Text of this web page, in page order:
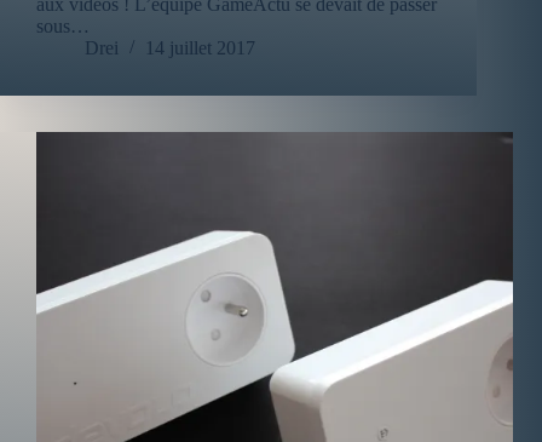
aux vidéos ! L’équipe GameActu se devait de passer
sous…
Drei
14 juillet 2017